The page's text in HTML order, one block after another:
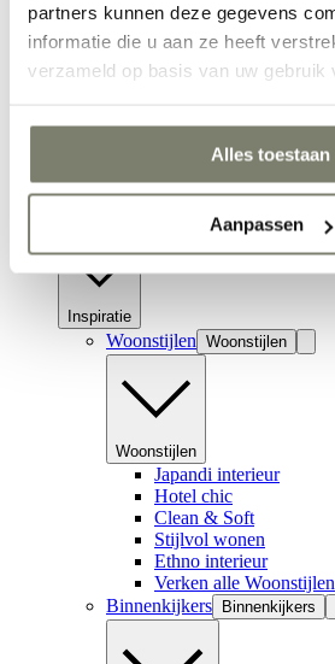
partners kunnen deze gegevens
informatie die u aan ze heeft
verzameld op basis van uw gebruik
Alles toestaan
Aanpassen
Hal inrichten
Verken alle Ruimtes
Inspiratie
Inspiratie
Woonstijlen Woonstijlen
Woonstijlen
Japandi interieur
Hotel chic
Clean & Soft
Stijlvol wonen
Ethno interieur
Verken alle Woonstijlen
Binnenkijkers
Binnenkijkers